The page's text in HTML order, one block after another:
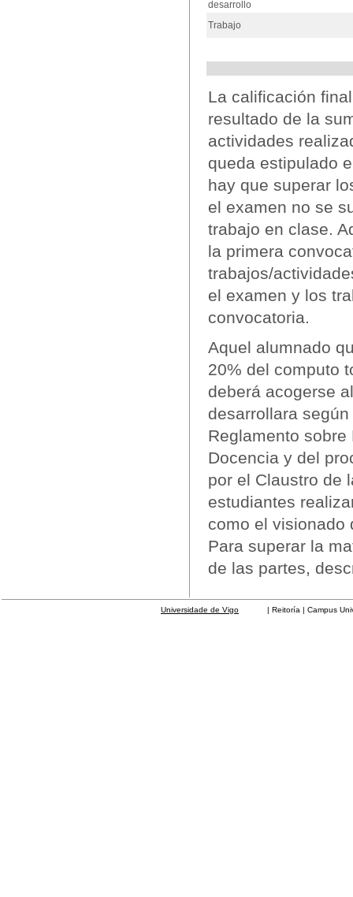
desarrollo
Trabajo
La calificación
resultado de la
actividades
queda estipulado
hay que superar
el examen no se
trabajo en clase.
la primera
trabajos/
el examen y los
convocatoria.
Aquel alumnado
20% del computo
deberá acogerse
desarrollara
Reglamento
Docencia y del
por el Claustro de
estudiantes
como el visionado
Para superar la
de las partes,
Universidade de Vigo | Reitoría | Campus